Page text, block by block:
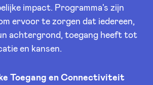
impact. Programma's zijn
ervoor te zorgen dat iedereen,
achtergrond, toegang heeft tot
en kansen.
Toegang en Connectiviteit